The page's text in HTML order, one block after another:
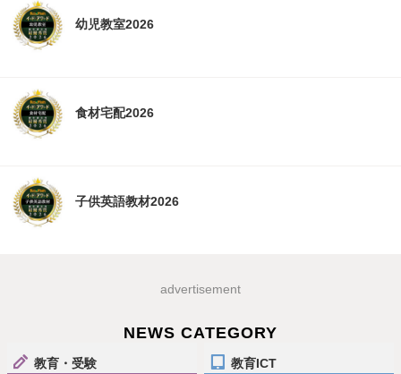
幼児教室2026
食材宅配2026
子供英語教材2026
advertisement
NEWS CATEGORY
教育・受験 教育ICT